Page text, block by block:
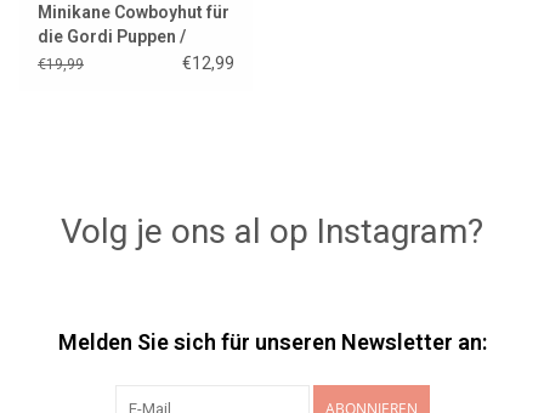
Minikane Cowboyhut für
die Gordi Puppen /
Ausstellungsmodell
€19,99 €12,99
Volg je ons al op Instagram?
Melden Sie sich für unseren Newsletter an:
ABONNIEREN